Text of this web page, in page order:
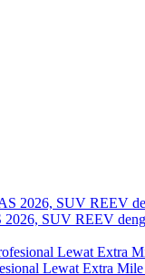
SUV REEV
Lewat Extra